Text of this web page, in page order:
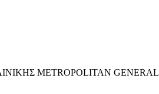
METROPOLITAN GENERAL